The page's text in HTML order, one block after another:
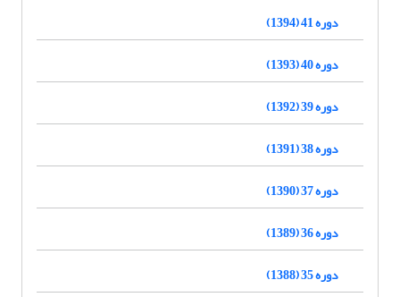
دوره 41 (1394)
دوره 40 (1393)
دوره 39 (1392)
دوره 38 (1391)
دوره 37 (1390)
دوره 36 (1389)
دوره 35 (1388)